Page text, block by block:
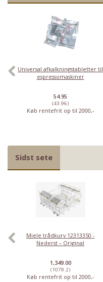
Universal afkalkningstabletter til
espressomaskiner
54.95
(43.96)
Køb rentefrit op til 2000,-
Sidst sete
Miele trådkurv 12313350 -
Nederst – Original
1,349.00
(1079.2)
Køb rentefrit op til 2000,-